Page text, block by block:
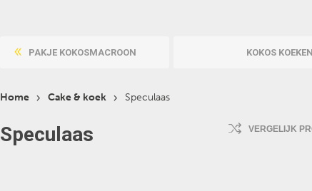
PAKJE KOKOSMACROON KOKOS KOEKEN
Home Cake & koek Speculaas
Speculaas VERGELIJK